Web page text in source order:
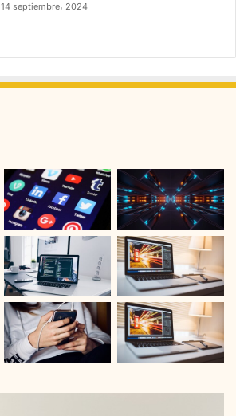
14 septiembre، 2024